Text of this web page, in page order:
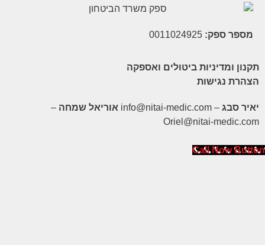
מספר ספק:
תקנון ומדיניות ביטולים ואספקה
הצהרת נגישות
יאיר סבג – info@nitai-medic.com אוריאל שמחה –
Oriel@nitai-medic.com
Call Now Button